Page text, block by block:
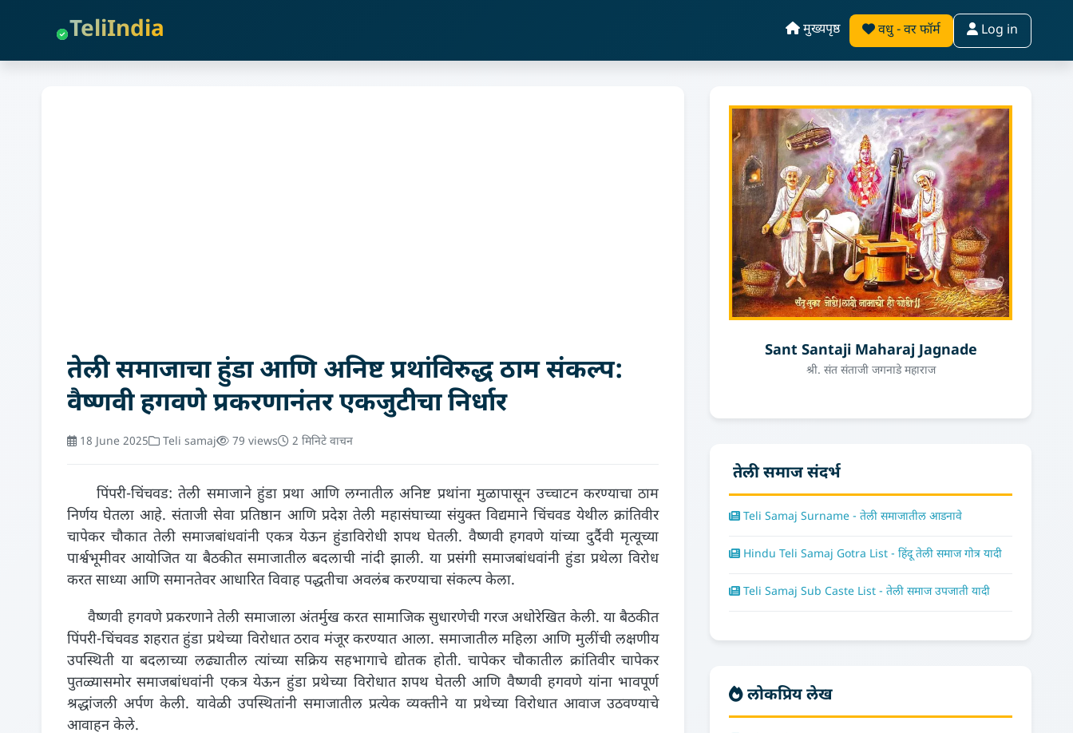
TeliIndia मुख्यपृष्ठ वधु - वर फॉर्म Log in
तेली समाजाचा हुंडा आणि अनिष्ट प्रथांविरुद्ध ठाम संकल्प:
वैष्णवी हगवणे प्रकरणानंतर एकजुटीचा निर्धार
18 June 2025 Teli samaj 79 views 2 मिनिटे वाचन
पिंपरी-चिंचवड: तेली समाजाने हुंडा प्रथा आणि लग्नातील अनिष्ट प्रथांना मुळापासून उच्चाटन करण्याचा ठाम
निर्णय घेतला आहे. संताजी सेवा प्रतिष्ठान आणि प्रदेश तेली महासंघाच्या संयुक्त विद्यमाने चिंचवड येथील क्रांतिवीर
चापेकर चौकात तेली समाजबांधवांनी एकत्र येऊन हुंडाविरोधी शपथ घेतली. वैष्णवी हगवणे यांच्या दुर्दैवी मृत्यूच्या
पार्श्वभूमीवर आयोजित या बैठकीत समाजातील बदलाची नांदी झाली. या प्रसंगी समाजबांधवांनी हुंडा प्रथेला विरोध
करत साध्या आणि समानतेवर आधारित विवाह पद्धतीचा अवलंब करण्याचा संकल्प केला.
वैष्णवी हगवणे प्रकरणाने तेली समाजाला अंतर्मुख करत सामाजिक सुधारणेची गरज अधोरेखित केली. या बैठकीत
पिंपरी-चिंचवड शहरात हुंडा प्रथेच्या विरोधात ठराव मंजूर करण्यात आला. समाजातील महिला आणि मुलींची लक्षणीय
उपस्थिती या बदलाच्या लढ्यातील त्यांच्या सक्रिय सहभागाचे द्योतक होती. चापेकर चौकातील क्रांतिवीर चापेकर
पुतळ्यासमोर समाजबांधवांनी एकत्र येऊन हुंडा प्रथेच्या विरोधात शपथ घेतली आणि वैष्णवी हगवणे यांना भावपूर्ण
श्रद्धांजली अर्पण केली. यावेळी उपस्थितांनी समाजातील प्रत्येक व्यक्तीने या प्रथेच्या विरोधात आवाज उठवण्याचे
आवाहन केले.
Sant Santaji Maharaj Jagnade
श्री. संत संताजी जगनाडे महाराज
तेली समाज संदर्भ
Teli Samaj Surname - तेली समाजातील आडनावे
Hindu Teli Samaj Gotra List - हिंदू तेली समाज गोत्र यादी
Teli Samaj Sub Caste List - तेली समाज उपजाती यादी
लोकप्रिय लेख